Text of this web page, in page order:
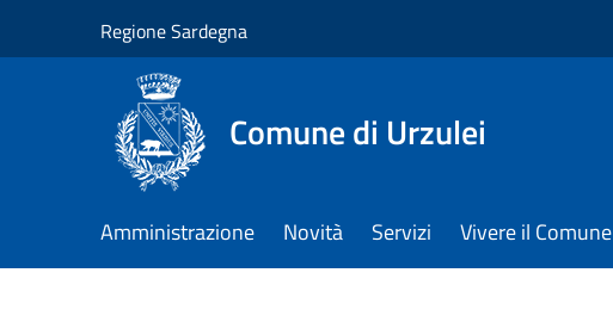
Regione Sardegna
Comune di Urzulei
Amministrazione Novità Servizi Vivere il Comune